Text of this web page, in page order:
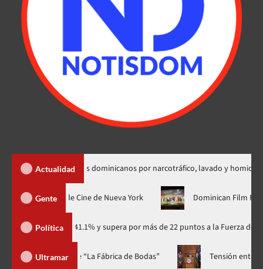
Actualidad
de dos dominicanos por narcotráfico, lavado y homicidio
Gente
mundial en el Festival de Cine de Nueva York
Política
con 41.1% y supera por más de 22 puntos a la Fuerza del Pueblo
Ultramar
llena y el estreno mundial de “La Fábrica de Bodas”